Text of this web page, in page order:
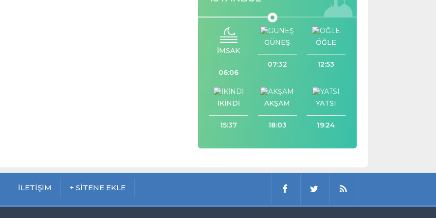
İMSAK
06:06
GÜNEŞ
07:32
ÖĞLE
12:53
İKİNDİ
15:37
AKŞAM
18:03
YATSI
19:24
İLETİŞİM + SİTENE EKLE